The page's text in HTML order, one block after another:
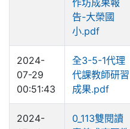
告-大榮國
小.pdf
2024-
07-29
00:51:43
全3-5-1代理
代課教師研習
成果.pdf
2024-
0_113雙閱讀